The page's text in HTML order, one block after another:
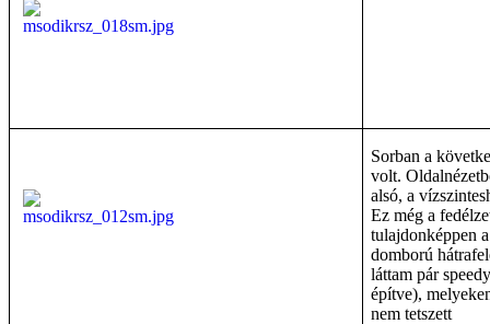
Sorban a
volt.
alsó, a
Ez még a
tulajdonképpen
domború
láttam pár
építve),
nem tetszett